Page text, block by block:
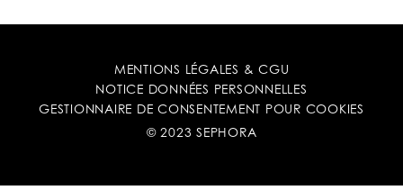
MENTIONS LÉGALES & CGU
NOTICE DONNÉES PERSONNELLES
GESTIONNAIRE DE CONSENTEMENT POUR COOKIES
© 2023 SEPHORA